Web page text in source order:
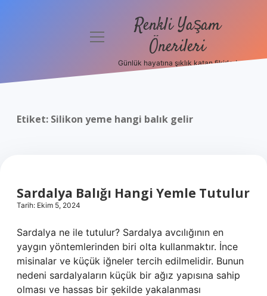
Politikası
menüyü
Renkli Yaşam
Önerileri
Günlük hayatına şıklık katan fikirler!
Etiket: Silikon yeme hangi balık gelir
Sardalya Balığı Hangi Yemle Tutulur
Tarih: Ekim 5, 2024
Sardalya ne ile tutulur? Sardalya avcılığının en
yaygın yöntemlerinden biri olta kullanmaktır. İnce
misinalar ve küçük iğneler tercih edilmelidir. Bunun
nedeni sardalyaların küçük bir ağız yapısına sahip
olması ve hassas bir şekilde yakalanması